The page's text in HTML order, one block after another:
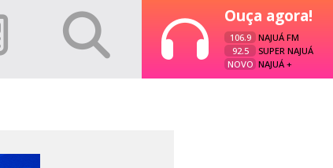
Ouça agora!
106.9
NAJUÁ FM
92.5
SUPER NAJUÁ
NOVO NAJUÁ +